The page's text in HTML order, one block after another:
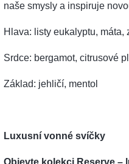
naše smysly a inspiruje
Hlava: listy eukalyptu, máta,
Srdce: bergamot, citrusové
Základ: jehličí, mentol
Luxusní vonné svíčky
Objevte kolekci Reserve